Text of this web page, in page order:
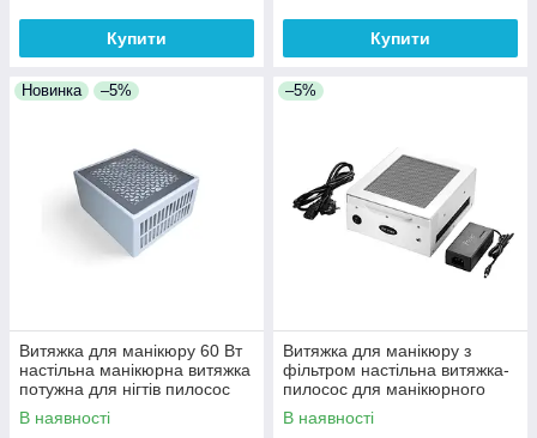
Купити Купити
Новинка –5%
Витяжка для манікюру 60 Вт
настільна манікюрна витяжка
потужна для нігтів пилосос
для манікюрного
столу Mirateli SV5 Pro
В наявності
–5%
Витяжка для манікюру з
фільтром настільна витяжка-
пилосос для манікюрного
кабінету NF11 Plus
В наявності